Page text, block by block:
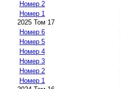
Номер 2
Номер 1
2025 Том 17
Номер 6
Номер 5
Номер 4
Номер 3
Номер 2
Номер 1